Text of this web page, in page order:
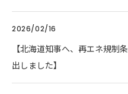
2026/02/16
【北海道知事へ、再エネ規制
出しました】